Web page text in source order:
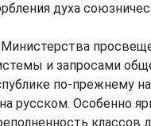
духа
и запросами
по-прежнему
русском. Особенно
классов